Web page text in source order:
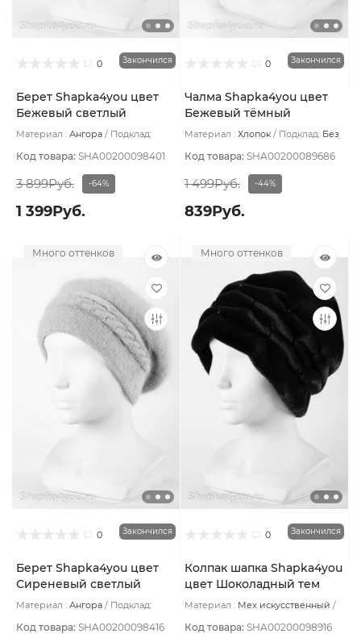
0 Закончился
Берет Shapka4you цвет
Бежевый светлый
Материал : Ангора
Подклад:
Код товара: SHA00200098401
3 899Руб. -64%
1 399Руб.
0 Закончился
Чалма Shapka4you цвет
Бежевый тёмный
Материал : Хлопок Подклад: Без
Код товара: SHA00200089686
1 499Руб. -44%
839Руб.
Много оттенков
0 Закончился
Берет Shapka4you цвет
Сиреневый светлый
Материал : Ангора
Подклад:
Код товара: SHA00200098416
Много оттенков
0 Закончился
Колпак шапка Shapka4you
цвет Шоколадный тем
Материал : Мех искусственный
Код товара: SHA00200098916